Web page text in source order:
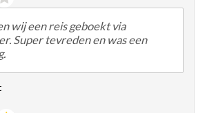
wij een reis geboekt via
Super tevreden en was een